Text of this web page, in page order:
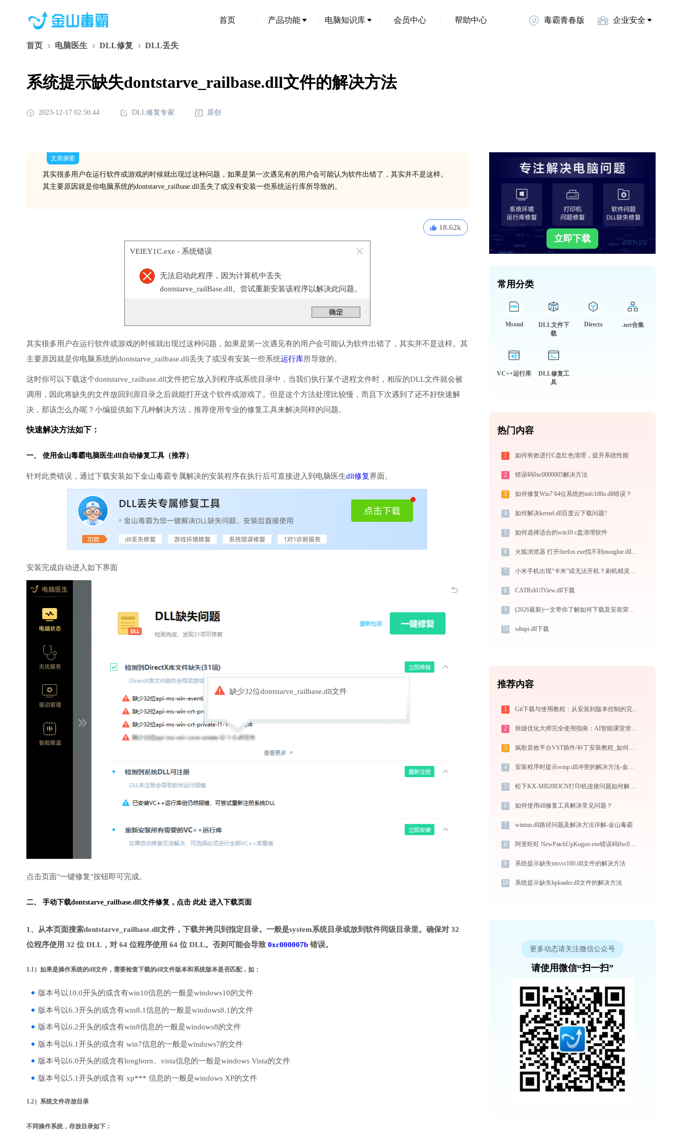
首页 产品功能 电脑知识库 会员中心 帮助中心 毒霸青春版 企业安全
首页 电脑医生 DLL修复 DLL丢失
系统提示缺失dontstarve_railbase.dll文件的解决方法
2023-12-17 02:50:44 DLL修复专家 原创
文章摘要
其实很多用户在运行软件或游戏的时候就出现过这种问题，如果是第一次遇见有的用户会可能认为软件出错了，其实并不是这样。
其主要原因就是你电脑系统的dontstarve_railbase.dll丢失了或没有安装一些系统运行库所导致的。
18.62k
VEIEY1C.exe - 系统错误
无法启动此程序，因为计算机中丢失
dontstarve_railBase.dll。尝试重新安装该程序以解决此问题。
其实很多用户在运行软件或游戏的时候就出现过这种问题，如果是第一次遇见有的用户会可能认为软件出错了，其实并不是这样。其
主要原因就是你电脑系统的dontstarve_railbase.dll丢失了或没有安装一些系统运行库所导致的。
这时你可以下载这个dontstarve_railbase.dll文件把它放入到程序或系统目录中，当我们执行某个进程文件时，相应的DLL文件就会被
调用，因此将缺失的文件放回到原目录之后就能打开这个软件或游戏了。但是这个方法处理比较慢，而且下次遇到了还不好快速解
决，那该怎么办呢？小编提供如下几种解决方法，推荐使用专业的修复工具来解决同样的问题。
快速解决方法如下：
一、 使用金山毒霸电脑医生dll自动修复工具（推荐）
针对此类错误，通过下载安装如下金山毒霸专属解决的安装程序在执行后可直接进入到电脑医生dll修复界面。
安装完成自动进入如下界面
缺少32位dontstarve_railbase.dll文件
点击页面"一键修复"按钮即可完成。
二、 手动下载dontstarve_railbase.dll文件修复， 点击 此处 进入下载页面
1、从本页面搜索dontstarve_railbase.dll文件，下载并拷贝到指定目录。一般是system系统目录或放到软件同级目录里。确保对 32
位程序使用 32 位 DLL，对 64 位程序使用 64 位 DLL。否则可能会导致 0xc000007b 错误。
1.1）如果是操作系统的dll文件，需要检查下载的dll文件版本和系统版本是否匹配，如：
版本号以10.0开头的或含有win10信息的一般是windows10的文件
版本号以6.3开头的或含有win8.1信息的一般是windows8.1的文件
版本号以6.2开头的或含有win8信息的一般是windows8的文件
版本号以6.1开头的或含有 win7信息的一般是windows7的文件
版本号以6.0开头的或含有longhorn、vista信息的一般是windows Vista的文件
版本号以5.1开头的或含有 xp*** 信息的一般是windows XP的文件
1.2）系统文件存放目录
不同操作系统，存放目录如下：
立即下载
常用分类
Msxml
DLL文件下
载
Directx .net合集
VC++运行库
DLL修复工
具
热门内容
1 如何有效进行C盘红色清理，提升系统性能
2 错误码0xc0000005解决方法
3 如何修复Win7 64位系统的mfc100u.dll错误？
4 如何解决kernel.dll百度云下载问题?
5 如何选择适合的win10 c盘清理软件
6 火狐浏览器 打开firefox.exe找不到mozglue.dll怎么办
7 小米手机出现“卡米”或无法开机？刷机精灵系统修复操作指南
8 CATRshUIView.dll下载
9 (2026最新)一文带你了解如何下载及安装荣耀MINI照片打印机打印机驱动
10 sdtapi.dll下载
推荐内容
1 Git下载与使用教程：从安装到版本控制的完整指南
2 班级优化大师完全使用指南：AI智能课堂管理的注册、实操与效率提升全攻略（2026最新）
3 疯歌音效平台VST插件/补丁安装教程_如何加载插件效果包
4 安装程序时提示wmp.dll冲突的解决方法-金山毒霸
5 松下KX-MB2083CN打印机连接问题如何解决？-金山毒霸
6 如何使用dll修复工具解决常见问题？
7 wintun.dll路径问题及解决方法详解-金山毒霸
8 阿里旺旺 NewPatchUpKugoo.exe错误码0xc000007b处理办法
9 系统提示缺失msvcr100.dll文件的解决方法
10 系统提示缺失hploader.dll文件的解决方法
更多动态请关注微信公众号
请使用微信“扫一扫”